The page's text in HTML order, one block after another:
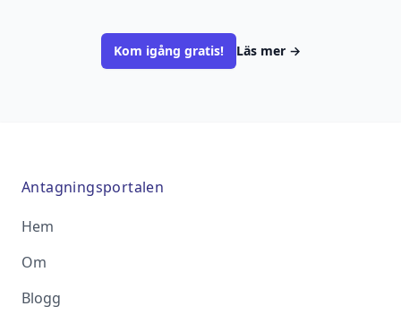
Kom igång gratis! Läs mer →
Antagningsportalen
Hem
Om
Blogg